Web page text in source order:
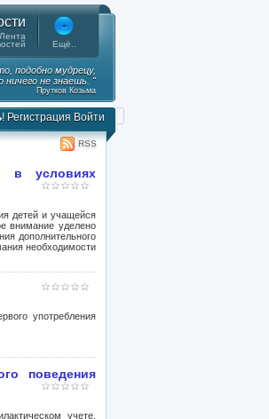
Лента
Ещё..
подобно мудрецу,
не знаешь. "
Прутков Козьма
! Регистрация Войти
RSS
в условиях
детей и учащейся
внимание уделено
дополнительного
необходимости
употребления
поведения
учете,